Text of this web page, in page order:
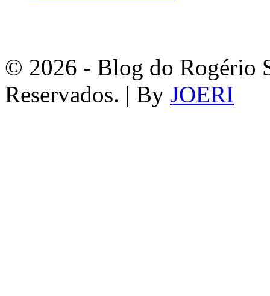
© 2026 - Blog do Rogério
Reservados. | By JOERI